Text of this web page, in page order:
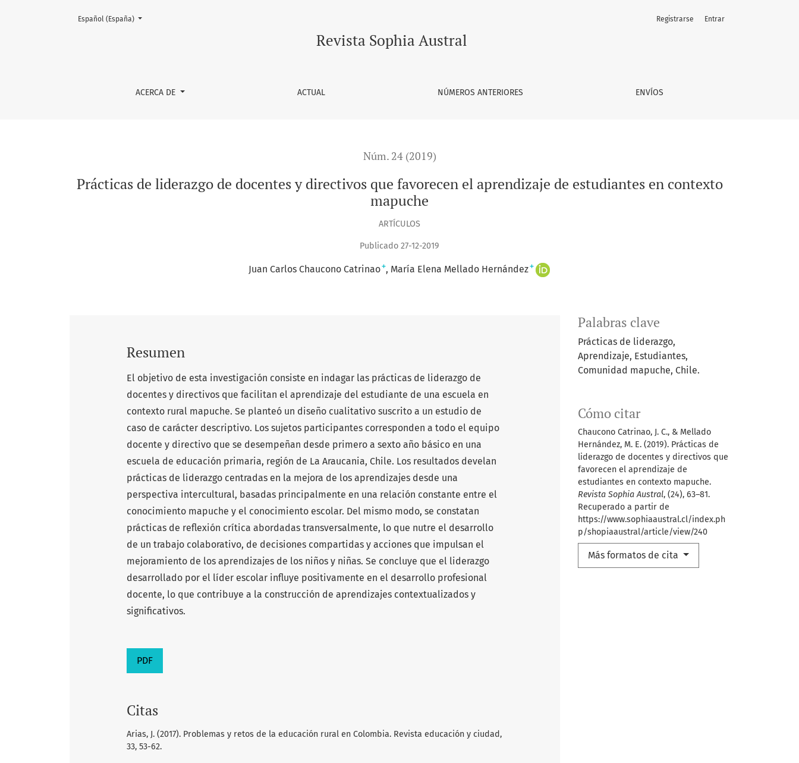
Prácticas de liderazgo de docentes y directivos que favorecen el aprendizaje de estudiantes en contexto mapuche
Revista Sophia Austral
ACERCA DE ACTUAL NÚMEROS ANTERIORES ENVÍOS
Registrarse Entrar
Cambiar el idioma. El actual es:
Español (España)
Núm. 24 (2019)
Prácticas de liderazgo de docentes y directivos que favorecen el aprendizaje de estudiantes en contexto
mapuche
ARTÍCULOS
Publicado 27-12-2019
Juan Carlos Chaucono Catrinao+ María Elena Mellado Hernández+
Palabras clave
Prácticas de liderazgo,
Aprendizaje, Estudiantes,
Comunidad mapuche, Chile.
Cómo citar
Chaucono Catrinao, J. C., & Mellado
Hernández, M. E. (2019). Prácticas de
liderazgo de docentes y directivos que
favorecen el aprendizaje de
estudiantes en contexto mapuche.
Revista Sophia Austral, (24), 63–81.
Recuperado a partir de
https://www.sophiaaustral.cl/index.ph
p/shopiaaustral/article/view/240
Más formatos de cita
Resumen
El objetivo de esta investigación consiste en indagar las prácticas de liderazgo de
docentes y directivos que facilitan el aprendizaje del estudiante de una escuela en
contexto rural mapuche. Se planteó un diseño cualitativo suscrito a un estudio de
caso de carácter descriptivo. Los sujetos participantes corresponden a todo el equipo
docente y directivo que se desempeñan desde primero a sexto año básico en una
escuela de educación primaria, región de La Araucania, Chile. Los resultados develan
prácticas de liderazgo centradas en la mejora de los aprendizajes desde una
perspectiva intercultural, basadas principalmente en una relación constante entre el
conocimiento mapuche y el conocimiento escolar. Del mismo modo, se constatan
prácticas de reflexión crítica abordadas transversalmente, lo que nutre el desarrollo
de un trabajo colaborativo, de decisiones compartidas y acciones que impulsan el
mejoramiento de los aprendizajes de los niños y niñas. Se concluye que el liderazgo
desarrollado por el líder escolar influye positivamente en el desarrollo profesional
docente, lo que contribuye a la construcción de aprendizajes contextualizados y
significativos.
PDF
Citas
Arias, J. (2017). Problemas y retos de la educación rural en Colombia. Revista educación y ciudad,
33, 53-62.